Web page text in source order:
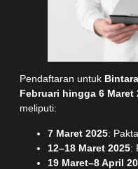
Pendaftaran untuk
Februari hingga 6 Maret
meliputi:
7 Maret 2025:
12–18 Maret 2025:
19 Maret–8 April